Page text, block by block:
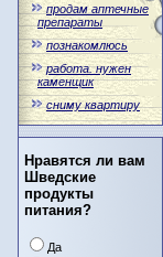
продам аптечные
препараты
познакомлюсь
работа. нужен
каменщик
сниму квартиру
Нравятся ли вам
Шведские
продукты
питания?
Да